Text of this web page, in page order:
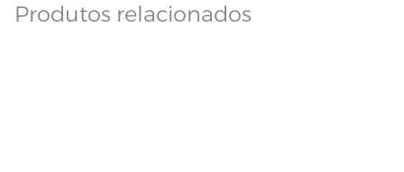
Produtos relacionados